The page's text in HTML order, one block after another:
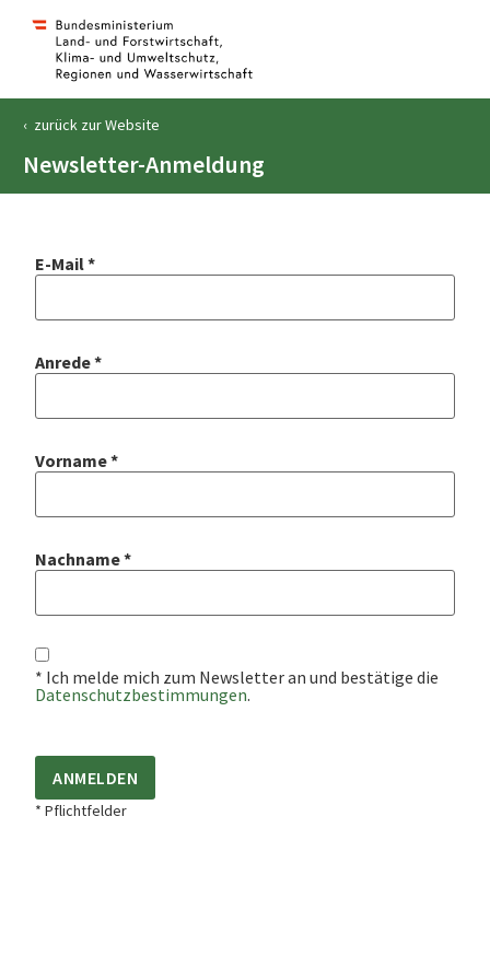
‹ zurück zur Website
Newsletter-Anmeldung
E-Mail*
Anrede*
Vorname*
Nachname*
* Ich melde mich zum Newsletter an und bestätige die
Datenschutzbestimmungen.
* Pflichtfelder